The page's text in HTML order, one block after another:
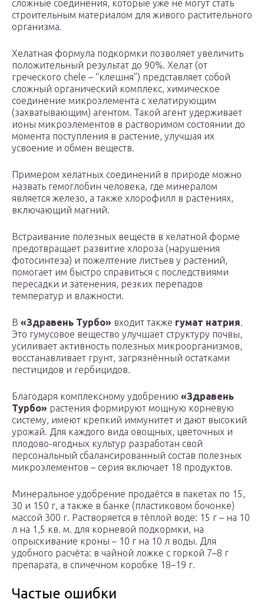
сложные соединения, которые уже не могут стать
строительным материалом для живого растительного
организма.
Хелатная формула подкормки позволяет увеличить
положительный результат до 90%. Хелат (от
греческого chele – “клешня”) представляет собой
сложный органический комплекс, химическое
соединение микроэлемента с хелатирующим
(захватывающим) агентом. Такой агент удерживает
ионы микроэлементов в растворимом состоянии до
момента поступления в растение, улучшая их
усвоение и обмен веществ.
Примером хелатных соединений в природе можно
назвать гемоглобин человека, где минералом
является железо, а также хлорофилл в растениях,
включающий магний.
Встраивание полезных веществ в хелатной форме
предотвращает развитие хлороза (нарушения
фотосинтеза) и пожелтение листьев у растений,
помогает им быстро справиться с последствиями
пересадки и затенения, резких перепадов
температур и влажности.
В «Здравень Турбо» входит также гумат натрия.
Это гумусовое вещество улучшает структуру почвы,
усиливает активность полезных микроорганизмов,
восстанавливает грунт, загрязнённый остатками
пестицидов и гербицидов.
Благодаря комплексному удобрению «Здравень
Турбо» растения формируют мощную корневую
систему, имеют крепкий иммунитет и дают высокий
урожай. Для каждого вида овощных, цветочных и
плодово-ягодных культур разработан свой
персональный сбалансированный состав полезных
микроэлементов – серия включает 18 продуктов.
Минеральное удобрение продаётся в пакетах по 15,
30 и 150 г, а также в банке (пластиковом бочонке)
массой 300 г. Растворяется в тёплой воде: 15 г – на 10
л на 1,5 кв. м. для корневой подкормки, на
опрыскивание кроны – 10 г на 10 л воды. Для
удобного расчёта: в чайной ложке с горкой 7–8 г
препарата, в спичечном коробке 18–19 г.
Частые ошибки